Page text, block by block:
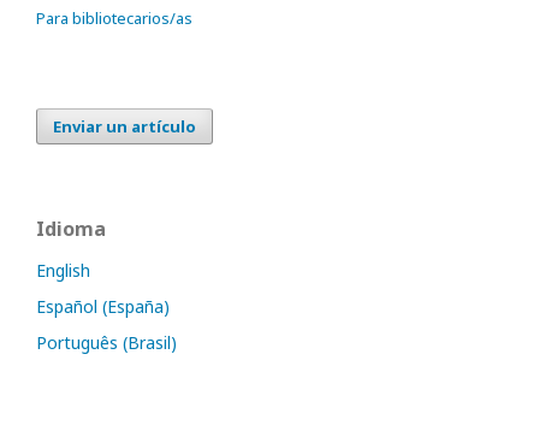
Para bibliotecarios/as
Enviar un artículo
Idioma
English
Español (España)
Português (Brasil)